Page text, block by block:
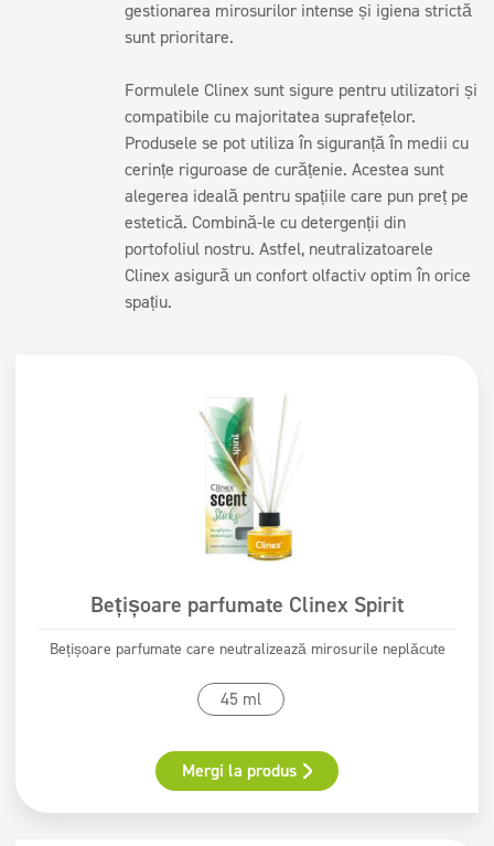
Instalații sanitare și băi
Detergenți profesionali pentru pardoseli
Instalații sanitare și băi
Detergenți profesionali pentru pardoseli
Spălătorii auto
Firme de curățenie
Sigur pentru tine Sigur pentru Pământ
gestionarea mirosurilor intense și igiena strictă
sunt prioritare.
Formulele Clinex sunt sigure pentru utilizatori și
compatibile cu majoritatea suprafețelor.
Produsele se pot utiliza în siguranță în medii cu
cerințe riguroase de curățenie. Acestea sunt
alegerea ideală pentru spațiile care pun preț pe
estetică. Combină-le cu detergenții din
portofoliul nostru. Astfel, neutralizatoarele
Clinex asigură un confort olfactiv optim în orice
spațiu.
Bețișoare parfumate Clinex Spirit
Bețișoare parfumate care neutralizează mirosurile neplăcute
45 ml
Mergi la produs